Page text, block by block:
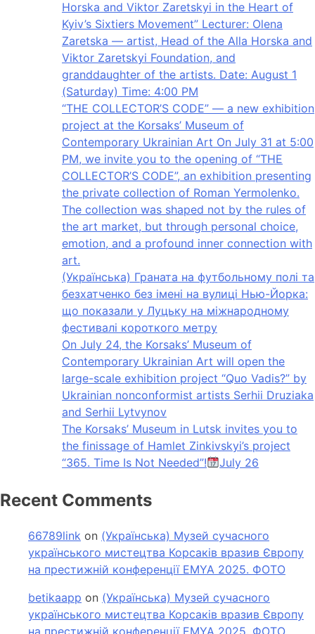
Horska and Viktor Zaretskyi in the Heart of
Kyiv’s Sixtiers Movement” Lecturer: Olena
Zaretska — artist, Head of the Alla Horska and
Viktor Zaretskyi Foundation, and
granddaughter of the artists. Date: August 1
(Saturday) Time: 4:00 PM
“THE COLLECTOR’S CODE” — a new exhibition
project at the Korsaks’ Museum of
Contemporary Ukrainian Art On July 31 at 5:00
PM, we invite you to the opening of “THE
COLLECTOR’S CODE”, an exhibition presenting
the private collection of Roman Yermolenko.
The collection was shaped not by the rules of
the art market, but through personal choice,
emotion, and a profound inner connection with
art.
(Українська) Граната на футбольному полі та
безхатченко без імені на вулиці Нью-Йорка:
що показали у Луцьку на міжнародному
фестивалі короткого метру
On July 24, the Korsaks’ Museum of
Contemporary Ukrainian Art will open the
large-scale exhibition project “Quo Vadis?” by
Ukrainian nonconformist artists Serhii Druziaka
and Serhii Lytvynov
The Korsaks’ Museum in Lutsk invites you to
the finissage of Hamlet Zinkivskyi’s project
“365. Time Is Not Needed”!
July 26
Recent Comments
66789link on (Українська) Музей сучасного
українського мистецтва Корсаків вразив Європу
на престижній конференції EMYA 2025. ФОТО
betikaapp on (Українська) Музей сучасного
українського мистецтва Корсаків вразив Європу
на престижній конференції EMYA 2025. ФОТО